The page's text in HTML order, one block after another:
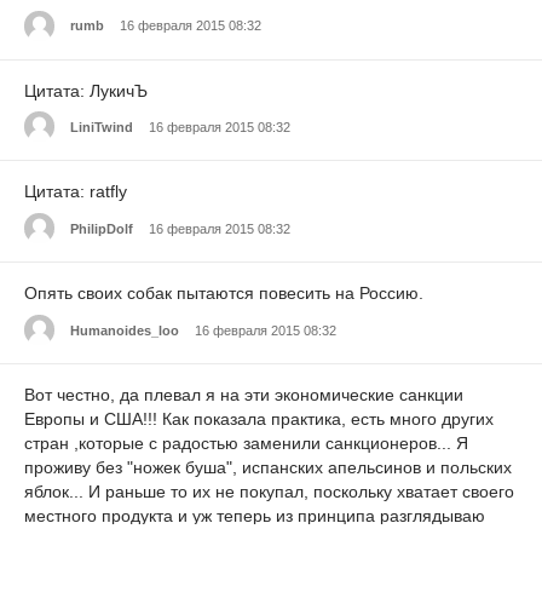
rumb 16 февраля 2015 08:32
Цитата: ЛукичЪ
LiniTwind 16 февраля 2015 08:32
Цитата: ratfly
PhilipDolf 16 февраля 2015 08:32
Опять своих собак пытаются повесить на Россию.
Humanoides_loo 16 февраля 2015 08:32
Вот честно, да плевал я на эти экономические санкции
Европы и США!!! Как показала практика, есть много других
стран ,которые с радостью заменили санкционеров... Я
проживу без "ножек буша", испанских апельсинов и польских
яблок... И раньше то их не покупал, поскольку хватает своего
местного продукта и уж теперь из принципа разглядываю